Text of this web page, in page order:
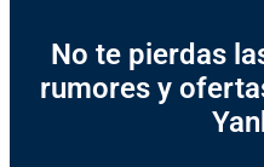
No te pierdas
rumores y